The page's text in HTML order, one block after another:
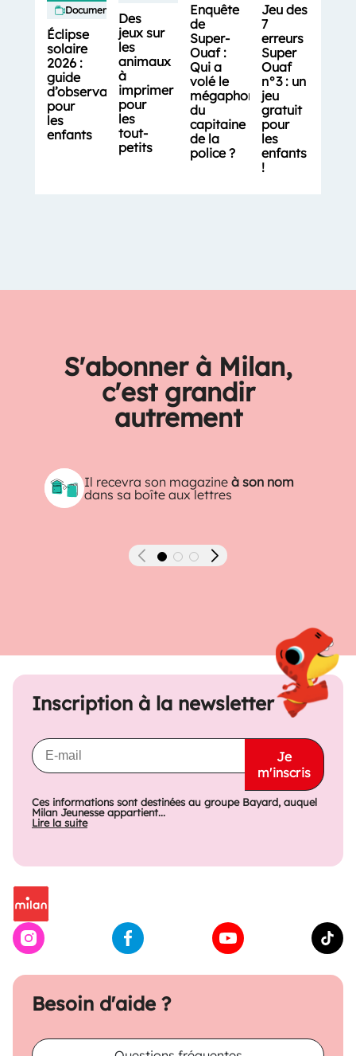
Documentaires
Éclipse
solaire
2026 :
guide
d’observation
pour
les
enfants
Des
jeux sur
les
animaux
à
imprimer
pour
les
tout-
petits
Enquête
de
Super-
Ouaf :
Qui a
volé le
mégaphone
du
capitaine
de la
police ?
Jeu des
7
erreurs
Super
Ouaf
n°3 : un
jeu
gratuit
pour
les
enfants
!
S'abonner à Milan,
c'est grandir
autrement
Il recevra son magazineà son nom
dans sa boîte aux lettres
Précédent Suivant
Besoin d'aide ?
Inscription à la newsletter
Je
m'inscris
Ces informations sont destinées au groupe Bayard, auquel
Milan Jeunesse appartient...
Lire la suite